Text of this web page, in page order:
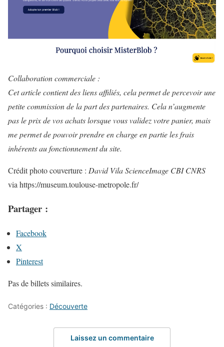
Collaboration commerciale :
Cet article contient des liens affiliés, cela permet de percevoir une
petite commission de la part des partenaires. Cela n’augmente
pas le prix de vos achats lorsque vous validez votre panier, mais
me permet de pouvoir prendre en charge en partie les frais
inhérents au fonctionnement du site.
Crédit photo couverture : David Vila ScienceImage CBI CNRS
via https://museum.toulouse-metropole.fr/
Partager :
Facebook
X
Pinterest
Pas de billets similaires.
Catégories : Découverte
Laissez un commentaire